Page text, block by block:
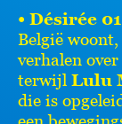
• Désirée
België
verhalen
terwijl Lulu
die is